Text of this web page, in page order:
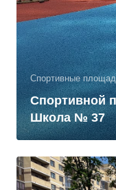
Спортивные
Спортивной
Школа № 37